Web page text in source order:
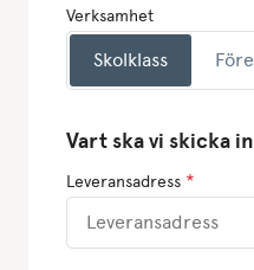
Verksamhet
Skolklass
Vart ska vi skicka
Leveransadress *